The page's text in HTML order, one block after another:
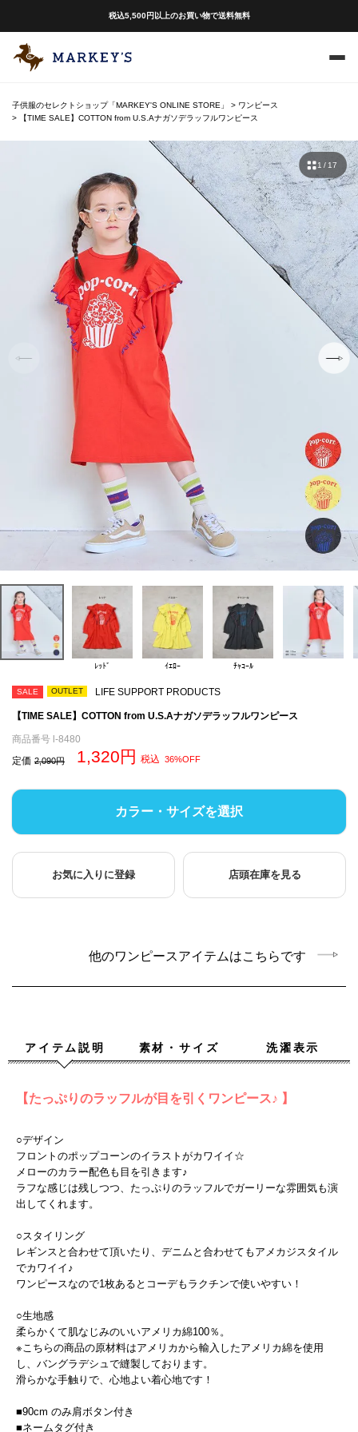
税込5,500円以上のお買い物で送料無料
子供服のセレクトショップ「MARKEY'S ONLINE STORE」
ワンピース
【TIME SALE】COTTON from U.S.Aナガソデラッフルワンピース
ﾚｯﾄﾞ ｲｴﾛｰ ﾁｬｺｰﾙ
1 / 17
SALE OUTLET LIFE SUPPORT PRODUCTS
【TIME SALE】COTTON from U.S.Aナガソデラッフルワンピース
商品番号 l-8480
定価 2,090 1,320 税込 36%OFF
カラー・サイズを選択
お気に入りに登録 店頭在庫を見る
他のワンピースアイテムはこちらです
アイテム説明 素材・サイズ 洗濯表示
【たっぷりのラッフルが目を引くワンピース♪ 】
○デザイン
フロントのポップコーンのイラストがカワイイ☆
メローのカラー配色も目を引きます♪
ラフな感じは残しつつ、たっぷりのラッフルでガーリーな雰囲気も演
出してくれます。
○スタイリング
レギンスと合わせて頂いたり、デニムと合わせてもアメカジスタイル
でカワイイ♪
ワンピースなので1枚あるとコーデもラクチンで使いやすい！
○生地感
柔らかくて肌なじみのいいアメリカ綿100％。
※こちらの商品の原材料はアメリカから輸入したアメリカ綿を使用
し、バングラデシュで縫製しております。
滑らかな手触りで、心地よい着心地です！
■90cm のみ肩ボタン付き
■ネームタグ付き